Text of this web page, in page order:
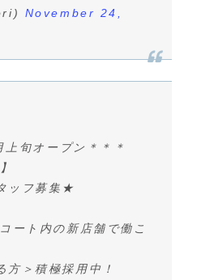
November 24,
旬オープン＊＊＊
ッフ募集★
ート内の新店舗で働こ
方＞積極採用中！